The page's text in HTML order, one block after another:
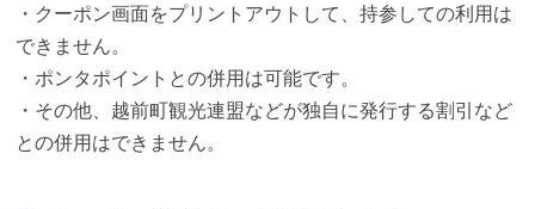
・クーポン画面をプリントアウトして、持参しての利用は
できません。
・ポンタポイントとの併用は可能です。
・その他、越前町観光連盟などが独自に発行する割引など
との併用はできません。